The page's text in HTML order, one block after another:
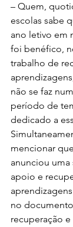
– Quem,
escolas sabe
ano letivo em
foi benéfico,
trabalho de
não se faz
período de
dedicado a
mencionar
anunciou
apoio e
no
recuperação